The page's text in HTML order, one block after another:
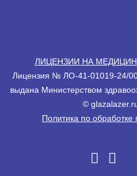
ЛИЦЕНЗИИ НА
Лицензия № ЛО-41-01019-24/
выдана Министерством
©
Политика по